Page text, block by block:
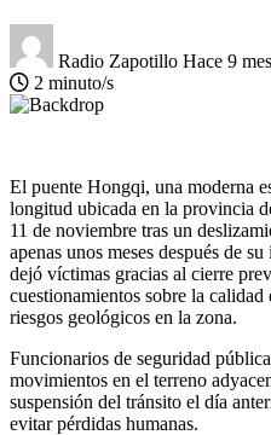
Radio Zapotillo Hace 9
2 minuto/s
El puente Hongqi, una moderna
longitud ubicada en la provincia
11 de noviembre tras un
apenas unos meses después de
dejó víctimas gracias al cierre
cuestionamientos sobre la
riesgos geológicos en la zona.
Funcionarios de seguridad
movimientos en el terreno
suspensión del tránsito el día
evitar pérdidas humanas.